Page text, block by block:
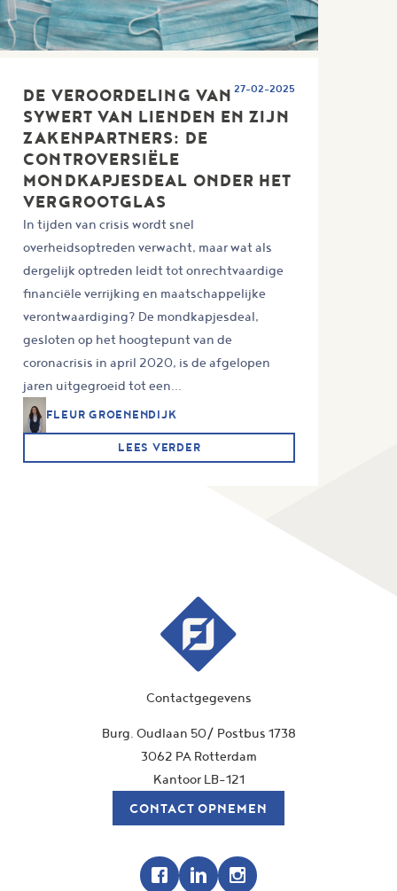
DE VEROORDELING VAN
SYWERT VAN LIENDEN EN ZIJN
ZAKENPARTNERS: DE
CONTROVERSIËLE
MONDKAPJESDEAL ONDER HET
VERGROOTGLAS
27-02-2025
In tijden van crisis wordt snel
overheidsoptreden verwacht, maar wat als
dergelijk optreden leidt tot onrechtvaardige
financiële verrijking en maatschappelijke
verontwaardiging? De mondkapjesdeal,
gesloten op het hoogtepunt van de
coronacrisis in april 2020, is de afgelopen
jaren uitgegroeid tot een...
FLEUR GROENENDIJK
LEES VERDER
Contactgegevens
Burg. Oudlaan 50/ Postbus 1738
3062 PA Rotterdam
Kantoor LB-121
CONTACT OPNEMEN